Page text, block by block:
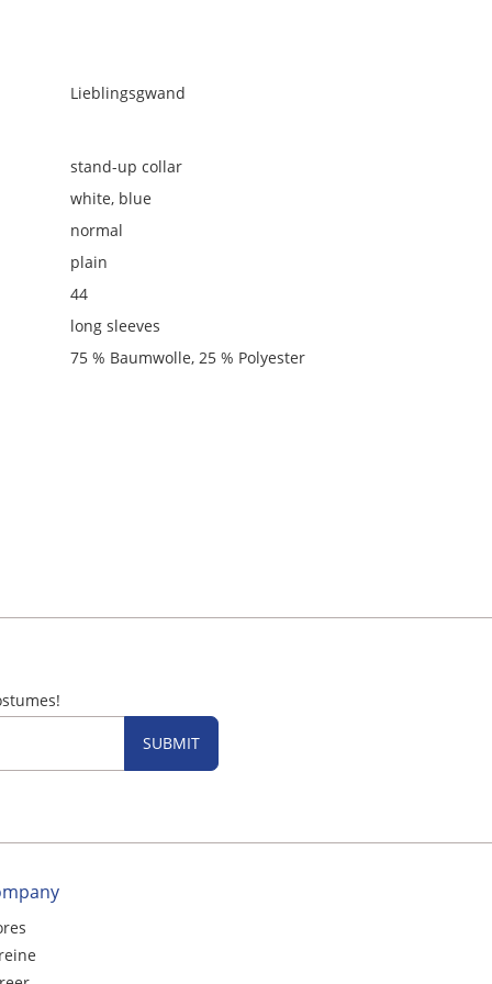
Lieblingsgwand
stand-up collar
white, blue
normal
plain
44
long sleeves
75 % Baumwolle, 25 % Polyester
SUBMIT